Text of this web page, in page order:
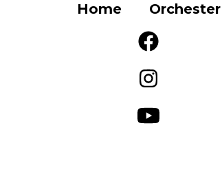
Home Orchester